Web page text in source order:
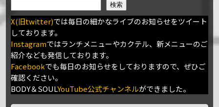
検索
X(旧twitter)では毎日の細かなライブのお知らせをツイート
しております。
Instagramではランチメニューやカクテル、新メニューのご
紹介なども発信しております。
Facebookでも毎日のお知らせをしておりますので、ぜひご
確認ください。
BODY＆SOULYouTube公式チャンネルができました。